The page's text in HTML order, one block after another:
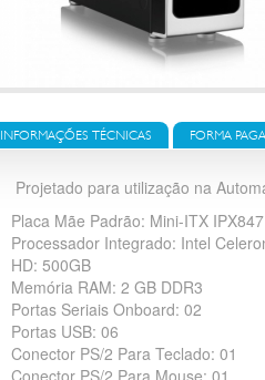
INFORMAÇÕES TÉCNICAS FORMA
Projetado para utilização na
Placa Mãe Padrão: Mini-ITX
Processador Integrado: Intel
HD: 500GB
Memória RAM: 2 GB DDR3
Portas Seriais Onboard: 02
Portas USB: 06
Conector PS/2 Para Teclado: 01
Conector PS/2 Para Mouse: 01